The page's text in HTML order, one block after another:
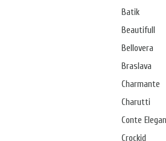
Batik
Beautifull
Bellovera
Braslava
Charmante
Charutti
Conte
Crockid